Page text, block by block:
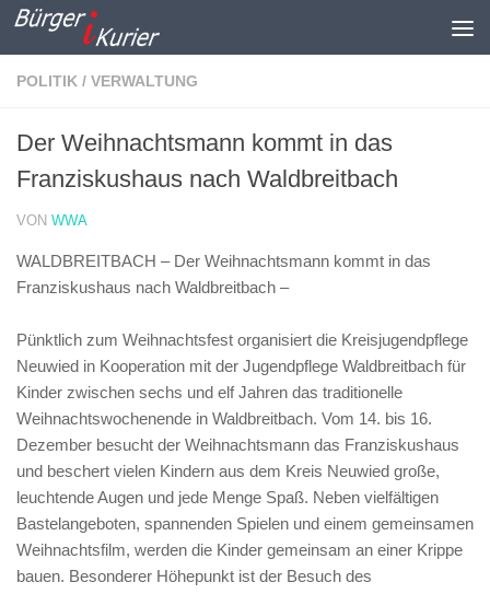
Zum Inhalt springen
POLITIK / VERWALTUNG
Der Weihnachtsmann kommt in das
Franziskushaus nach Waldbreitbach
VON WWA
WALDBREITBACH – Der Weihnachtsmann kommt in das
Franziskushaus nach Waldbreitbach –
Pünktlich zum Weihnachtsfest organisiert die Kreisjugendpflege
Neuwied in Kooperation mit der Jugendpflege Waldbreitbach für
Kinder zwischen sechs und elf Jahren das traditionelle
Weihnachtswochenende in Waldbreitbach. Vom 14. bis 16.
Dezember besucht der Weihnachtsmann das Franziskushaus
und beschert vielen Kindern aus dem Kreis Neuwied große,
leuchtende Augen und jede Menge Spaß. Neben vielfältigen
Bastelangeboten, spannenden Spielen und einem gemeinsamen
Weihnachtsfilm, werden die Kinder gemeinsam an einer Krippe
bauen. Besonderer Höhepunkt ist der Besuch des